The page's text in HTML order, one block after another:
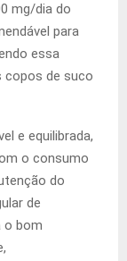
mg/dia do
para
essa
copos de suco
e equilibrada,
o consumo
do
de
o bom